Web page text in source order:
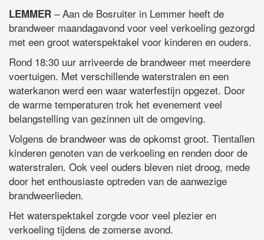
LEMMER – Aan de Bosruiter in Lemmer heeft de
brandweer maandagavond voor veel verkoeling gezorgd
met een groot waterspektakel voor kinderen en ouders.
Rond 18:30 uur arriveerde de brandweer met meerdere
voertuigen. Met verschillende waterstralen en een
waterkanon werd een waar waterfestijn opgezet. Door
de warme temperaturen trok het evenement veel
belangstelling van gezinnen uit de omgeving.
Volgens de brandweer was de opkomst groot. Tientallen
kinderen genoten van de verkoeling en renden door de
waterstralen. Ook veel ouders bleven niet droog, mede
door het enthousiaste optreden van de aanwezige
brandweerlieden.
Het waterspektakel zorgde voor veel plezier en
verkoeling tijdens de zomerse avond.